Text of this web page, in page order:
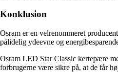
Konklusion
Osram er en velrenommeret
pålidelig ydeevne og
Osram LED Star Classic kertepære
forbrugerne være sikre på, at de får